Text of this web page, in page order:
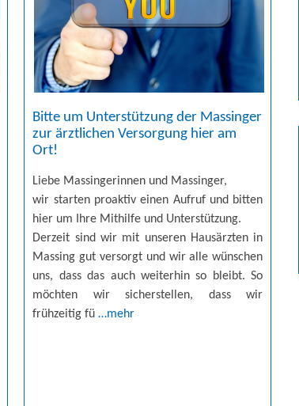
Bitte um Unterstützung der Massinger
zur ärztlichen Versorgung hier am
Ort!
Liebe Massingerinnen und Massinger,
wir starten proaktiv einen Aufruf und bitten
hier um Ihre Mithilfe und Unterstützung.
Derzeit sind wir mit unseren Hausärzten in
Massing gut versorgt und wir alle wünschen
uns, dass das auch weiterhin so bleibt. So
möchten wir sicherstellen, dass wir
frühzeitig fü…mehr